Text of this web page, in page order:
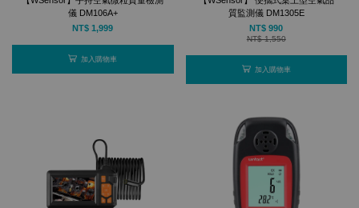
儀 DM106A+
NT$ 1,999
加入購物車
質監測儀 DM1305E
NT$ 990
NT$ 1,550
加入購物車